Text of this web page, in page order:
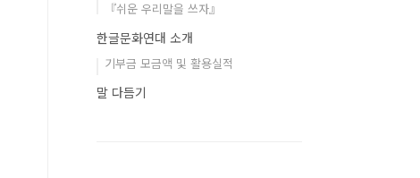
『쉬운 우리말을 쓰자』
한글문화연대 소개
기부금 모금액 및 활용실적
말 다듬기